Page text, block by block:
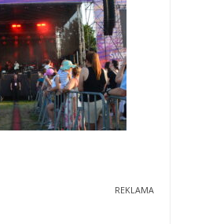
REKLAMA